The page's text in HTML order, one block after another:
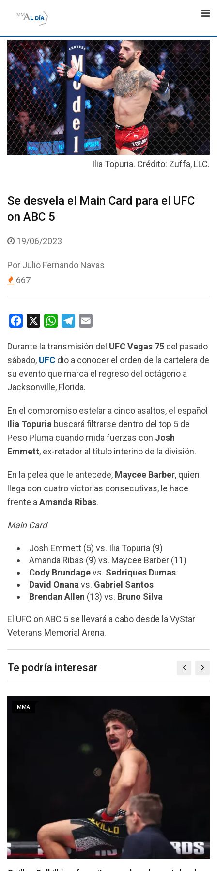
Ilia Topuria. Crédito: Zuffa, LLC.
Se desvela el Main Card para el UFC
on ABC 5
19/06/2023
Por Julio Fernando Navas
667
c
e
b
o
k
W
a
t
s
A
p
l
e
g
r
m
a
i
l
Durante la transmisión del UFC Vegas 75 del pasado
sábado, UFC dio a conocer el orden de la cartelera de
su evento que marca el regreso del octágono a
Jacksonville, Florida.
En el compromiso estelar a cinco asaltos, el español
Ilia Topuria buscará filtrarse dentro del top 5 de
Peso Pluma cuando mida fuerzas con Josh
Emmett, ex-retador al título interino de la división.
En la pelea que le antecede, Maycee Barber, quien
llega con cuatro victorias consecutivas, le hace
frente a Amanda Ribas.
Main Card
Josh Emmett (5) vs. Ilia Topuria (9)
Amanda Ribas (9) vs. Maycee Barber (11)
Cody Brundagevs. Sedriques Dumas
David Onana vs. Gabriel Santos
Brendan Allen (13) vs. Bruno Silva
El UFC on ABC 5 se llevará a cabo desde la VyStar
Veterans Memorial Arena.
Te podría interesar